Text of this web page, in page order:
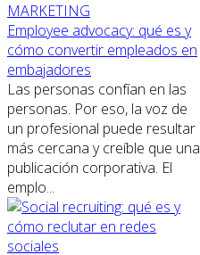
MARKETING
Employee advocacy: qué es y
cómo convertir empleados en
embajadores
Las personas confían en las
personas. Por eso, la voz de
un profesional puede resultar
más cercana y creíble que una
publicación corporativa. El
emplo...